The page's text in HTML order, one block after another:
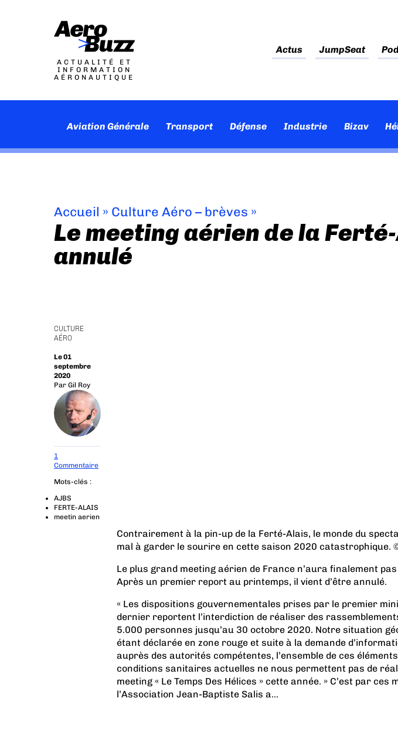
ACTUALITÉ ET
INFORMATION
AÉRONAUTIQUE
Actus JumpSeat
Aviation Générale Transport Défense Industrie Bizav
Accueil » Culture Aéro – brèves »
Le meeting aérien de la
annulé
CULTURE
AÉRO
Le 01
septembre
2020
Par Gil Roy
1
Commentaire
Mots-clés :
AJBS
FERTE-ALAIS
meetin aerien
Contrairement à la pin-up de la Ferté-Alais, le monde du
mal à garder le sourire en cette saison 2020 catastrophique.
Le plus grand meeting aérien de France n’aura finalement
Après un premier report au printemps, il vient d’être annulé.
« Les dispositions gouvernementales prises par le premier
dernier reportent l’interdiction de réaliser des
5.000 personnes jusqu’au 30 octobre 2020. Notre situation
étant déclarée en zone rouge et suite à la demande
auprès des autorités compétentes, l’ensemble de ces
conditions sanitaires actuelles ne nous permettent pas de
meeting « Le Temps Des Hélices » cette année. » C’est par ces
l’Association Jean-Baptiste Salis a...